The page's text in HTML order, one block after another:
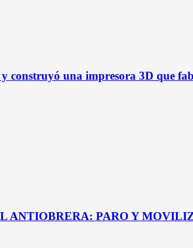
construyó una impresora 3D que
ANTIOBRERA: PARO Y